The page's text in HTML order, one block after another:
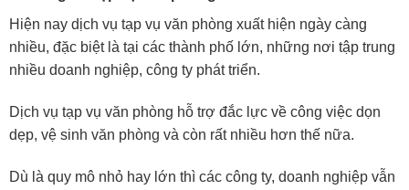
Hiện nay dịch vụ tạp vụ văn phòng xuất hiện ngày càng
nhiều, đặc biệt là tại các thành phố lớn, những nơi tập trung
nhiều doanh nghiệp, công ty phát triển.
Dịch vụ tạp vụ văn phòng hỗ trợ đắc lực về công việc dọn
dẹp, vệ sinh văn phòng và còn rất nhiều hơn thế nữa.
Dù là quy mô nhỏ hay lớn thì các công ty, doanh nghiệp vẫn